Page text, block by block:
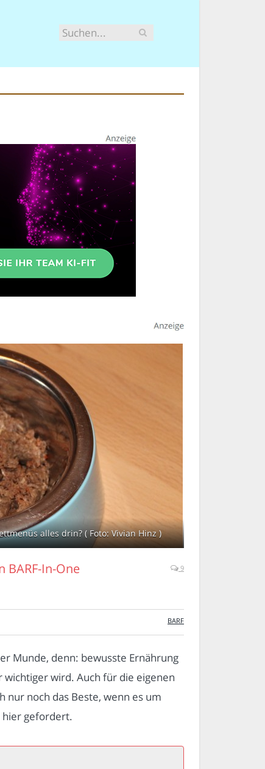
alles drin? ( Foto: Vivian Hinz )
BARF-In-One
9
BARF
Munde, denn: bewusste Ernährung
wird. Auch für die eigenen
noch das Beste, wenn es um
hier gefordert.